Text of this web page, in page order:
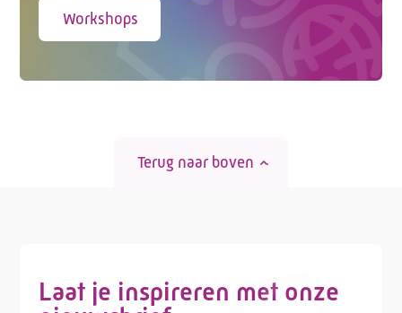
Workshops
Terug naar boven
Laat je inspireren met onze